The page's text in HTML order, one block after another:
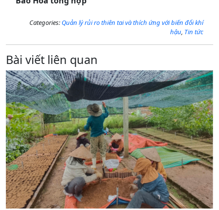
Categories: Quản lý rủi ro thiên tai và thích ứng với biến đổi khí
hậu, Tin tức
Bài viết liên quan